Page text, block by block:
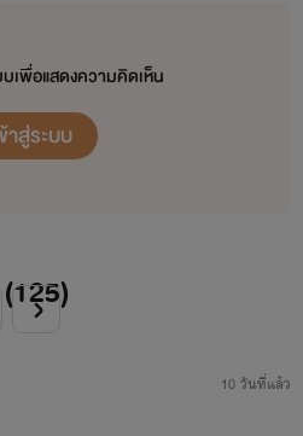
เพื่อแสดงความคิดเห็น
าสู่ระบบ
125)
10 วันที่แล้ว